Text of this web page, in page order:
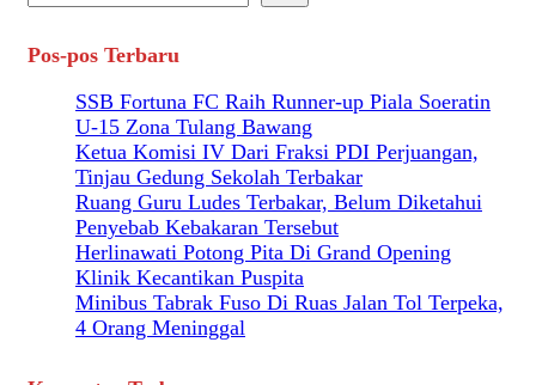
Pos-pos Terbaru
SSB Fortuna FC Raih Runner-up Piala Soeratin
U-15 Zona Tulang Bawang
Ketua Komisi IV Dari Fraksi PDI Perjuangan,
Tinjau Gedung Sekolah Terbakar
Ruang Guru Ludes Terbakar, Belum Diketahui
Penyebab Kebakaran Tersebut
Herlinawati Potong Pita Di Grand Opening
Klinik Kecantikan Puspita
Minibus Tabrak Fuso Di Ruas Jalan Tol Terpeka,
4 Orang Meninggal